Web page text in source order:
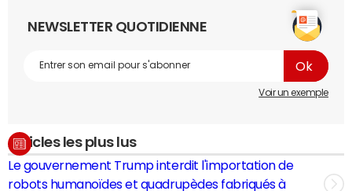
NEWSLETTER QUOTIDIENNE
Voir un exemple
Articles les plus lus
Le gouvernement Trump interdit l'importation de
robots humanoïdes et quadrupèdes fabriqués à